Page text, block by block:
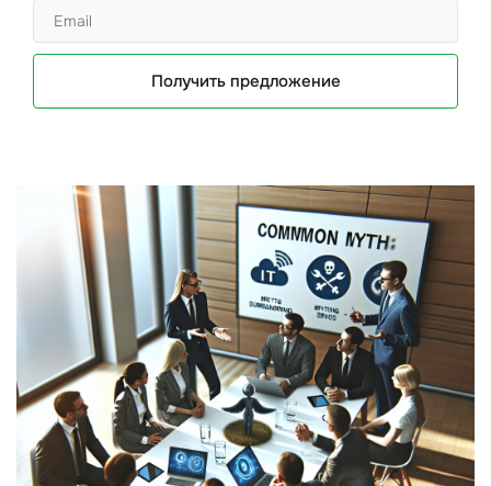
Получить предложение